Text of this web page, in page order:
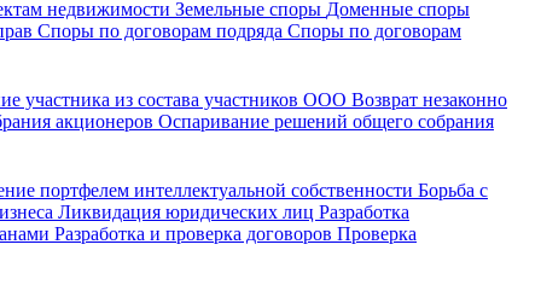
недвижимости Земельные споры Доменные споры
Споры по договорам подряда Споры по договорам
участника из состава участников ООО Возврат незаконно
акционеров Оспаривание решений общего собрания
портфелем интеллектуальной собственности Борьба с
Ликвидация юридических лиц Разработка
Разработка и проверка договоров Проверка